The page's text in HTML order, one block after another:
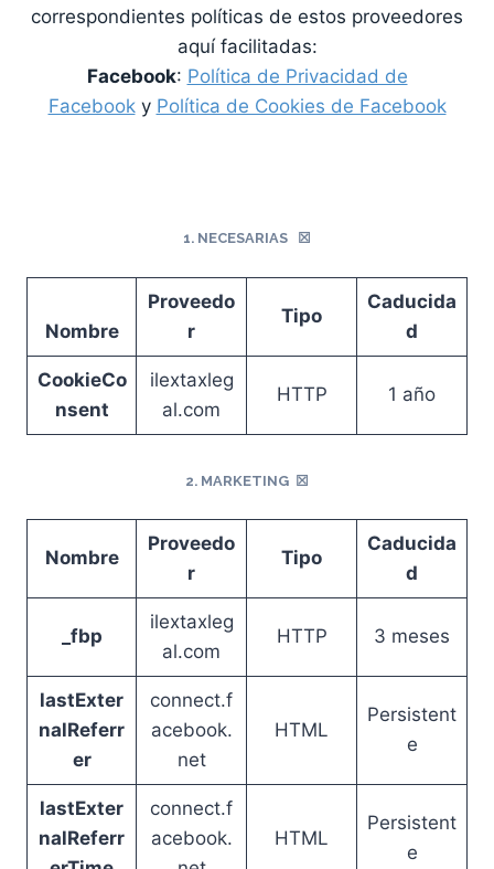
correspondientes políticas de estos proveedores
aquí facilitadas:
Facebook: Política de Privacidad de
Facebooky Política de Cookies de Facebook
1. NECESARIAS ☒
Nombre
Proveedo
r
Tipo
Caducida
d
CookieCo
nsent
ilextaxleg
al.com
HTTP 1 año
2. MARKETING ☒
Nombre
Proveedo
r
Tipo
Caducida
d
_fbp
ilextaxleg
al.com
HTTP 3 meses
lastExter
nalReferr
er
connect.f
acebook.
net
HTML
Persistent
e
lastExter
nalReferr
connect.f
acebook.
HTML
Persistent
e